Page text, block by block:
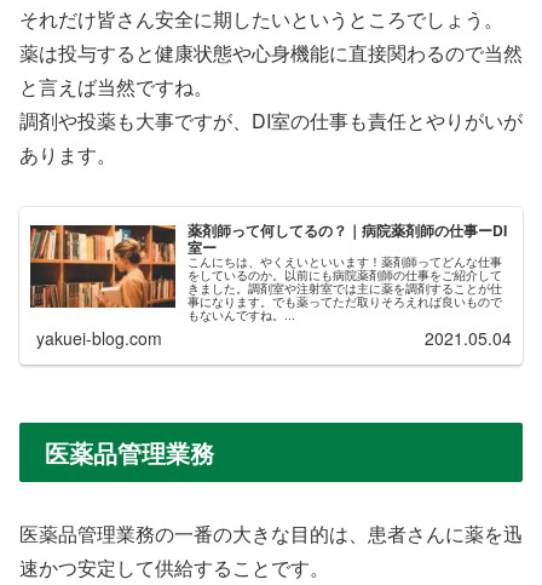
それだけ皆さん安全に期したいというところでしょう。
薬は投与すると健康状態や心身機能に直接関わるので当然
と言えば当然ですね。
調剤や投薬も大事ですが、DI室の仕事も責任とやりがいが
あります。
薬剤師って何してるの？｜病院薬剤師の仕事ーDI
室ー
こんにちは、やくえいといいます！薬剤師ってどんな仕事
をしているのか。以前にも病院薬剤師の仕事をご紹介して
きました。調剤室や注射室では主に薬を調剤することが仕
事になります。でも薬ってただ取りそろえれば良いもので
もないんですね。...
yakuei-blog.com 2021.05.04
医薬品管理業務
医薬品管理業務の一番の大きな目的は、患者さんに薬を迅
速かつ安定して供給することです。